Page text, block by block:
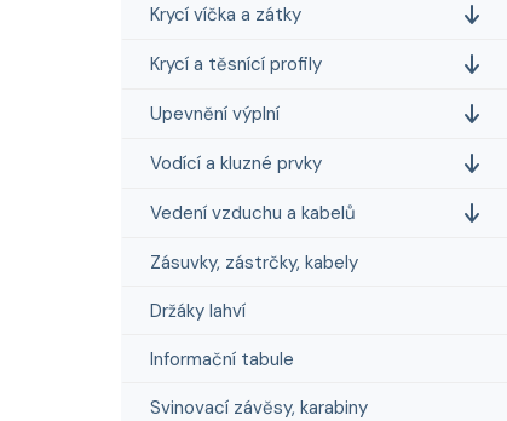
Krycí víčka a zátky
Krycí a těsnící profily
Upevnění výplní
Vodící a kluzné prvky
Vedení vzduchu a kabelů
Zásuvky, zástrčky, kabely
Držáky lahví
Informační tabule
Svinovací závěsy, karabiny